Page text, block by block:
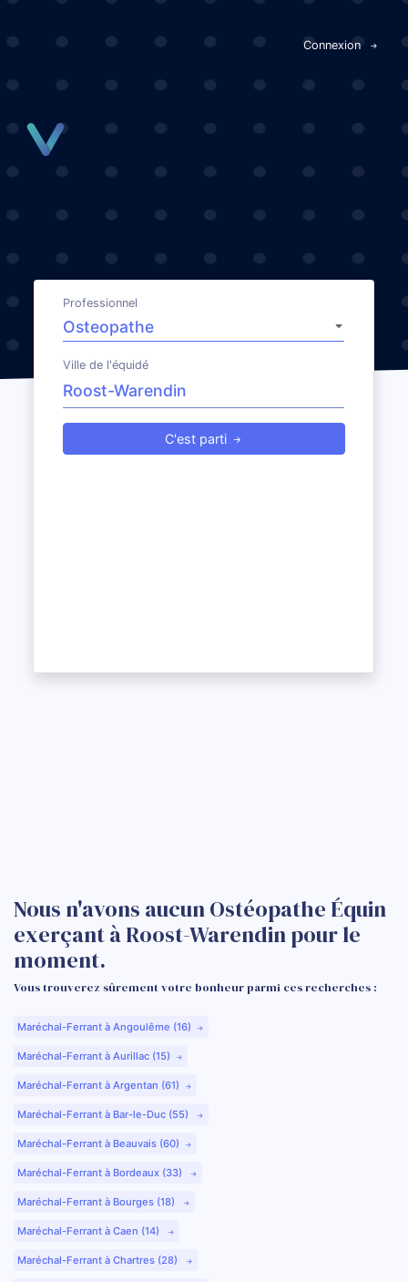
Connexion
Professionnel
Ville de l'équidé
C'est parti
Nous n'avons aucun Ostéopathe Équin
exerçant à Roost-Warendin pour le
moment.
Vous trouverez sûrement votre bonheur parmi ces recherches :
Maréchal-Ferrant à Angoulême (16)
Maréchal-Ferrant à Aurillac (15)
Maréchal-Ferrant à Argentan (61)
Maréchal-Ferrant à Bar-le-Duc (55)
Maréchal-Ferrant à Beauvais (60)
Maréchal-Ferrant à Bordeaux (33)
Maréchal-Ferrant à Bourges (18)
Maréchal-Ferrant à Caen (14)
Maréchal-Ferrant à Chartres (28)